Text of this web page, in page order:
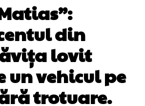
din
lovit
un vehicul pe
trotuare.